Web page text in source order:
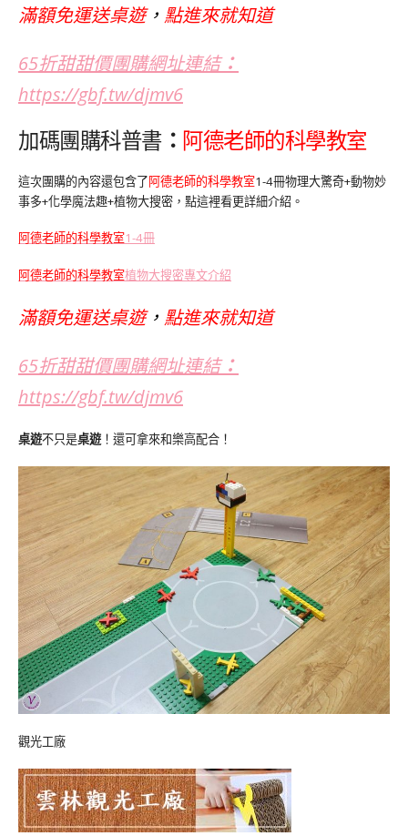
滿額免運送桌遊， 點進來就知道
65折甜甜價團購網址連結：
https://gbf.tw/djmv6
加碼團購科普書： 阿德老師的科學教室
這次團購的內容還包含了阿德老師的科學教室1-4冊物理大驚奇+動物妙
事多+化學魔法趣+植物大搜密，點這裡看更詳細介紹。
阿德老師的科學教室1-4冊
阿德老師的科學教室植物大搜密專文介紹
滿額免運送桌遊， 點進來就知道
65折甜甜價團購網址連結：
https://gbf.tw/djmv6
桌遊不只是桌遊 ！還可拿來和樂高配合！
觀光工廠